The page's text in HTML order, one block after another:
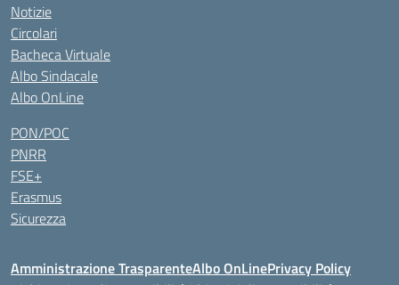
Notizie
Circolari
Bacheca Virtuale
Albo Sindacale
Albo OnLine
PON/POC
PNRR
FSE+
Erasmus
Sicurezza
Amministrazione TrasparenteAlbo OnLinePrivacy Policy